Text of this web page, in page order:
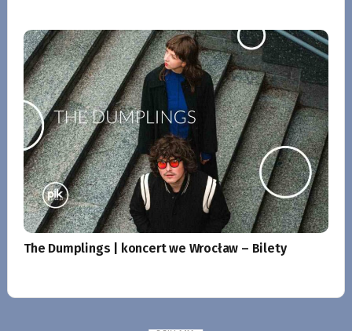
The Dumplings | koncert we Wrocław – Bilety